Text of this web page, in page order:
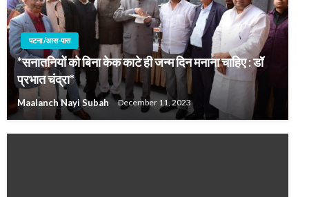
पटना /आस-पास
*सनातनियों को बिना केक काटे ही जन्म दिन मनाना चाहिए : डॉ
प्रभात चंद्रा*
Maalanch Nayi Subah December 11, 2023